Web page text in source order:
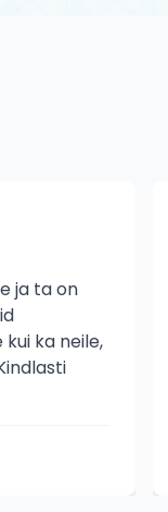
ja ta on
ka neile,